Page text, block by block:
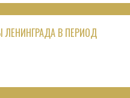
ЛЕНИНГРАДА В ПЕРИОД